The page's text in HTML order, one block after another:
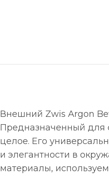
Внешний Zwis Argon
Предназначенный для
целое. Его
и элегантности в
материалы,